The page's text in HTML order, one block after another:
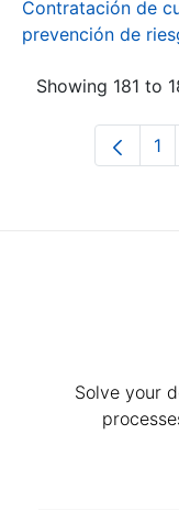
Contratación de
prevención de
Showing 181 to
1
Solve your